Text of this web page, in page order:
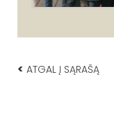
< ATGAL Į SĄRAŠĄ